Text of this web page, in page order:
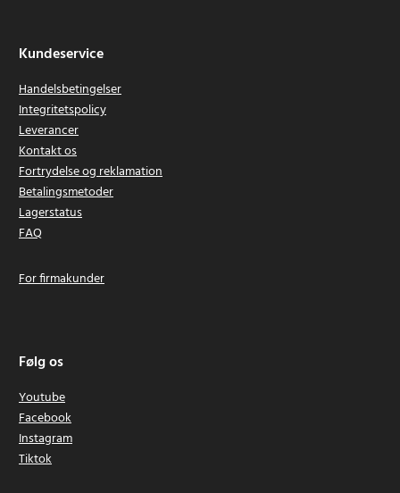
Kundeservice
Handelsbetingelser
Integritetspolicy
Leverancer
Kontakt os
Fortrydelse og reklamation
Betalingsmetoder
Lagerstatus
FAQ
For firmakunder
Følg os
Youtube
Facebook
Instagram
Tiktok